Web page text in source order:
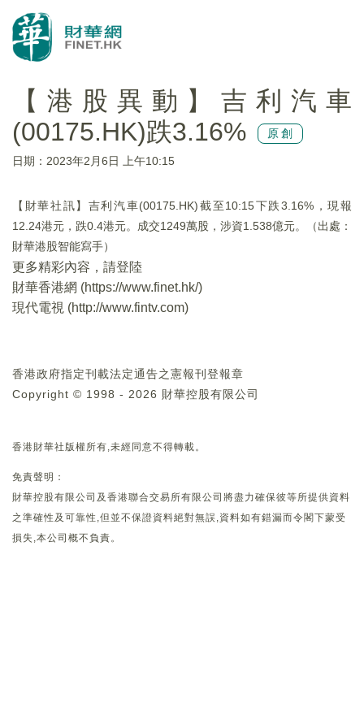
【港股異動】吉利汽車
(00175.HK)跌3.16%
原創
日期：2023年2月6日 上午10:15
【財華社訊】吉利汽車(00175.HK)截至10:15下跌3.16%，現報
12.24港元，跌0.4港元。成交1249萬股，涉資1.538億元。（出處：
財華港股智能寫手）
更多精彩內容，請登陸
財華香港網 (https://www.finet.hk/)
現代電視 (http://www.fintv.com)
香港政府指定刊載法定通告之憲報刊登報章
Copyright © 1998 - 2026 財華控股有限公司
香港財華社版權所有,未經同意不得轉載。
免責聲明：
財華控股有限公司及香港聯合交易所有限公司將盡力確保彼等所提供資料
之準確性及可靠性,但並不保證資料絕對無誤,資料如有錯漏而令閣下蒙受
損失,本公司概不負責。